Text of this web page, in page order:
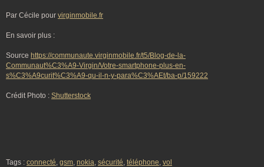
Par Cécile pour virginmobile.fr
En savoir plus :
Source https://communaute.virginmobile.fr/t5/Blog-de-la-
Communaut%C3%A9-Virgin/Votre-smartphone-plus-en-
s%C3%A9curit%C3%A9-qu-il-n-y-para%C3%AEt/ba-p/159222
Crédit Photo : Shutterstock
Tags : connecté, gsm, nokia, sécurité, téléphone, vol